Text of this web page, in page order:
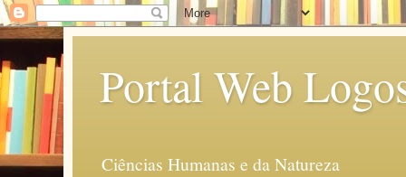
Portal Web
Ciências Humanas e da Natureza